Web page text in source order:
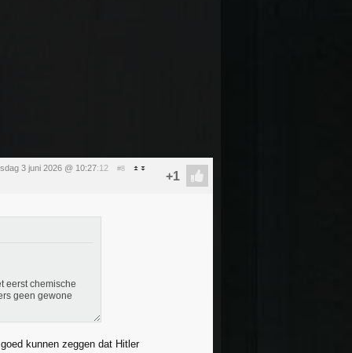
3 juni 2026 @ 10:27:12 #8
eerst chemische
geen gewone
kunnen zeggen dat Hitler